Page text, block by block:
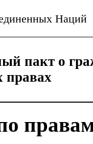
Наций
пакт о
правах